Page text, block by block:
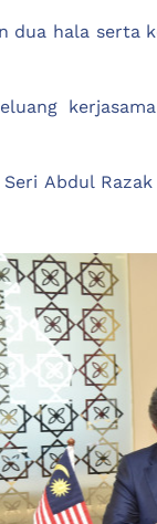
hala
Abdul